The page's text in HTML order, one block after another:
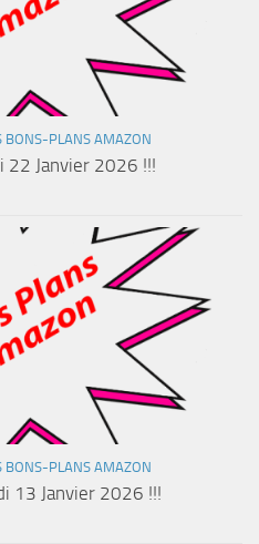
BONS-PLANS AMAZON
22 Janvier 2026 !!!
BONS-PLANS AMAZON
13 Janvier 2026 !!!